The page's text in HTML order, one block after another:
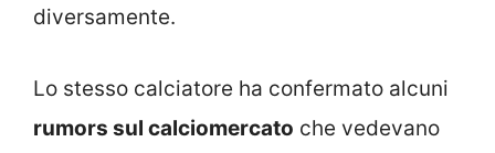
diversamente.
Lo stesso calciatore ha confermato alcuni
rumors sul calciomercato che vedevano